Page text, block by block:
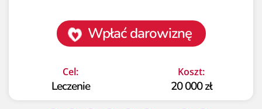
Wpłać darowiznę
Cel:
Leczenie
Koszt:
20 000 zł